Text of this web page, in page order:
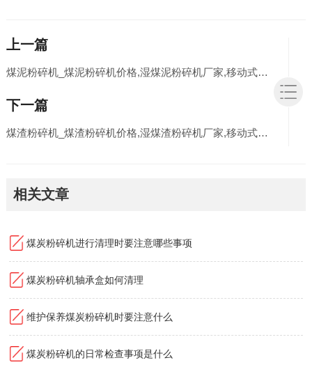
上一篇
煤泥粉碎机_煤泥粉碎机价格,湿煤泥粉碎机厂家,移动式煤泥破碎机图片/视频
下一篇
煤渣粉碎机_煤渣粉碎机价格,湿煤渣粉碎机厂家,移动式煤渣粉碎机结构图片/视频
相关文章
煤炭粉碎机进行清理时要注意哪些事项
煤炭粉碎机轴承盒如何清理
维护保养煤炭粉碎机时要注意什么
煤炭粉碎机的日常检查事项是什么